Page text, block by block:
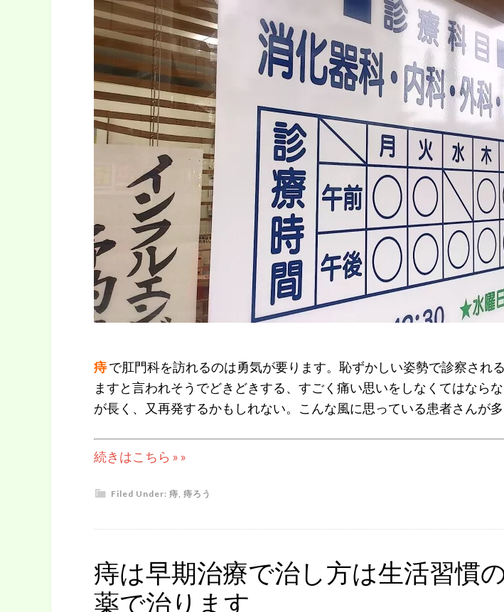
痔で肛門科を訪れるのは勇気が要ります。恥ずかしい姿勢で診察され
ますと言われそうでどきどきする、すごく痛い思いをしなくてはなら
が長く、又再発するかもしれない。こんな風に思っている患者さんが多
続きはこちら » »
Filed Under: 痔, 痔ろう
痔は早期治療で治し方は生活習慣
薬で治ります